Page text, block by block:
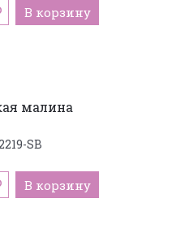
В корзину
малина
SB
В корзину